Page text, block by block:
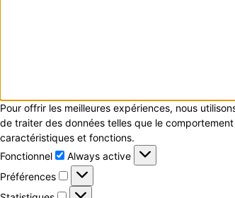
Pour offrir les meilleures expériences, nous
de traiter des données telles que le
caractéristiques et fonctions.
Fonctionnel
Fonctionnel
Always active
Préférences
Préférences
Statistiques